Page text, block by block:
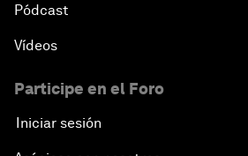
Pódcast
Vídeos
Participe en el Foro
Iniciar sesión